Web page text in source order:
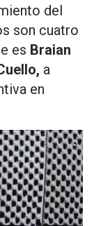
del
son cuatro
es Braian
a
en